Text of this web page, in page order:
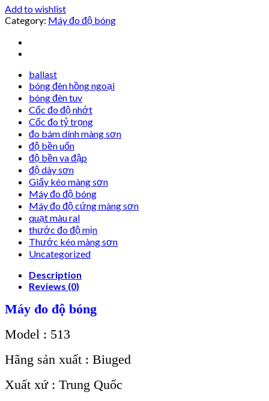
Add to wishlist
Category: Máy đo độ bóng
ballast
bóng đèn hồng ngoại
bóng đèn tuv
Cốc đo độ nhớt
Cốc đo tỷ trọng
đo bám dính màng sơn
độ bền uốn
độ bền va đập
độ dày sơn
Giấy kéo màng sơn
Máy đo độ bóng
Máy đo độ cứng màng sơn
quạt màu ral
thước đo độ mịn
Thước kéo màng sơn
Uncategorized
Description
Reviews (0)
Máy đo độ bóng
Model : 513
Hãng sản xuất : Biuged
Xuất xứ : Trung Quốc